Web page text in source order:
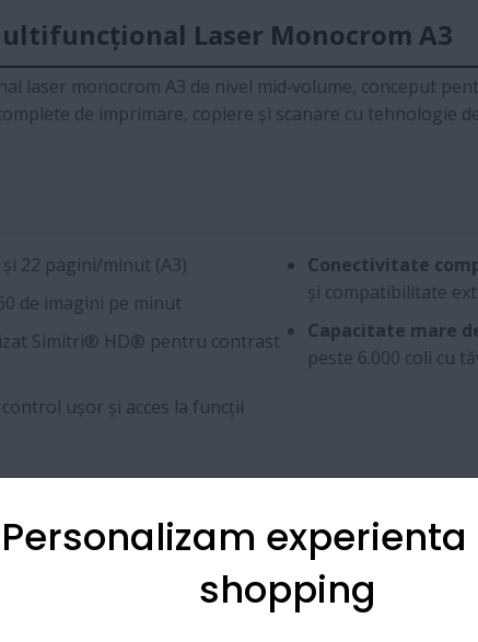
Personalizam
shopping
Laser Monocrom A3
laser monocrom A3 de nivel mid‑volume, conceput
de imprimare, copiere și scanare cu
22 pagini/minut (A3)
de imagini pe minut
Simitri® HD® pentru contrast
ușor și acces la funcții
Conectivitate
și compatibilitate
Capacitate mare
peste 6.000 coli cu
Laser monocrom cu toner Simitri® HD®